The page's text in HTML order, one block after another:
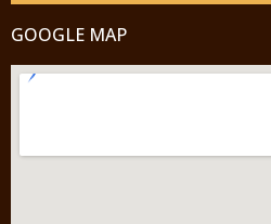
GOOGLE MAP